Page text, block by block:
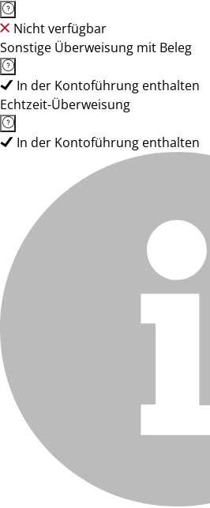
Nicht verfügbar
Sonstige Überweisung mit Beleg
In der Kontoführung enthalten
Echtzeit-Überweisung
In der Kontoführung enthalten